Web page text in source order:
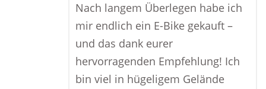
Nach langem Überlegen habe ich
mir endlich ein E-Bike gekauft –
und das dank eurer
hervorragenden Empfehlung! Ich
bin viel in hügeligem Gelände